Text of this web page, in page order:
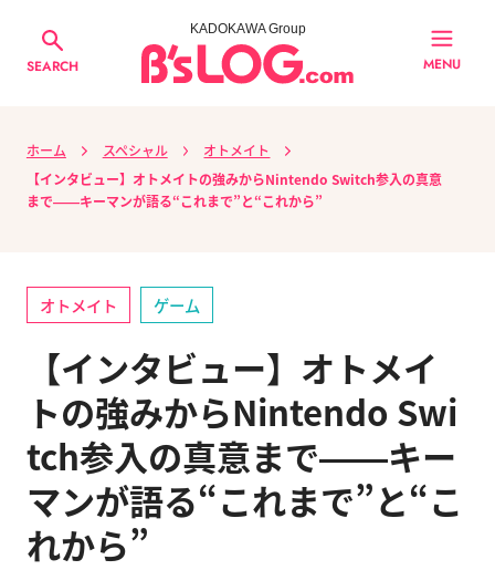
SEARCH
KADOKAWA Group
MENU
ホーム スペシャル
オトメイト
【インタビュー】オトメイトの強みからNintendo Switch参入の真意
まで――キーマンが語る“これまで”と“これから”
オトメイト ゲーム
【インタビュー】オトメイ
トの強みからNintendo Swi
tch参入の真意まで――キー
マンが語る“これまで”と“こ
れから”